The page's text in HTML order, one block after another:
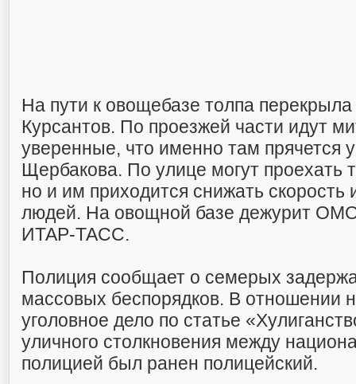
На пути к овощебазе толпа
Курсантов. По проезжей части идут
уверенные, что именно там прячется
Щербакова. По улице могут проехать
но и им приходится снижать скорость
людей. На овощной базе дежурит
ИТАР-ТАСС.
Полиция сообщает о семерых
массовых беспорядков. В отношении
уголовное дело по статье
уличного столкновения между
полицией был ранен полицейский.